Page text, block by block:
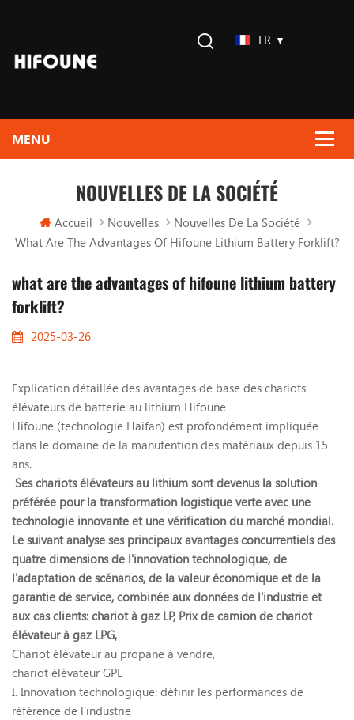
FR
NOUVELLES DE LA SOCIÉTÉ
Accueil Nouvelles
Nouvelles De La Société
What Are The Advantages Of Hifoune Lithium Battery Forklift?
what are the advantages of hifoune lithium battery
forklift?
2025-03-26
Explication détaillée des avantages de base des chariots
élévateurs de batterie au lithium Hifoune
Hifoune (technologie Haifan) est profondément impliquée
dans le domaine de la manutention des matériaux depuis 15
ans.
Ses chariots élévateurs au lithium sont devenus la solution
préférée pour la transformation logistique verte avec une
technologie innovante et une vérification du marché mondial.
Le suivant analyse ses principaux avantages concurrentiels des
quatre dimensions de l'innovation technologique, de
l'adaptation de scénarios, de la valeur économique et de la
garantie de service, combinée aux données de l'industrie et
aux cas clients: chariot à gaz LP, Prix ​​de camion de chariot
élévateur à gaz LPG,
Chariot élévateur au propane à vendre,
chariot élévateur GPL
I. Innovation technologique: définir les performances de
référence de l'industrie